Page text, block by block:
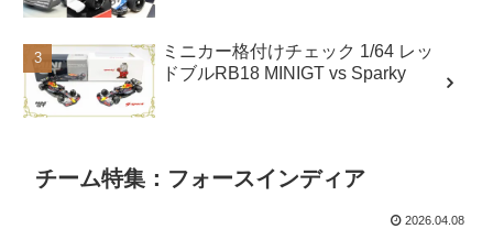
ミニカー格付けチェック 1/64 レッ
ドブルRB18 MINIGT vs Sparky
チーム特集：フォースインディア
2026.04.08